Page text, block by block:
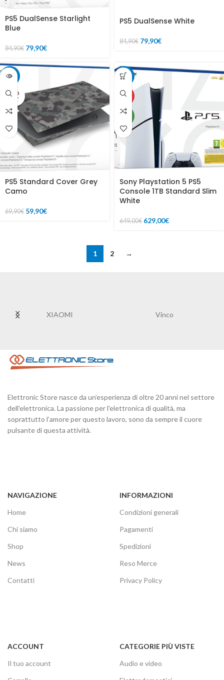
PS5 DualSense Starlight
Blue
84,90€ 79,90€
PS5 DualSense White
84,90€ 79,90€
-14%
SOLD
OUT
PS5 Standard Cover Grey
Camo
69,90€ 59,90€
-3%
HOT
NEW
Sony Playstation 5 PS5
Console 1TB Standard Slim
White
649,00€ 629,00€
1 2 →
XIAOMI Vinco
Elettronic Store nasce da un’esperienza di oltre 20 anni nel settore
dell'elettronica. La passione per l'elettronica di qualità, ma
soprattutto l’amore per questo lavoro, sono da sempre il cuore
pulsante di questa attività.
NAVIGAZIONE
Home
Chi siamo
Shop
News
Contatti
INFORMAZIONI
Condizioni generali
Pagamenti
Spedizioni
Reso Merce
Privacy Policy
ACCOUNT
Il tuo account
CATEGORIE PIÙ VISTE
Audio e video